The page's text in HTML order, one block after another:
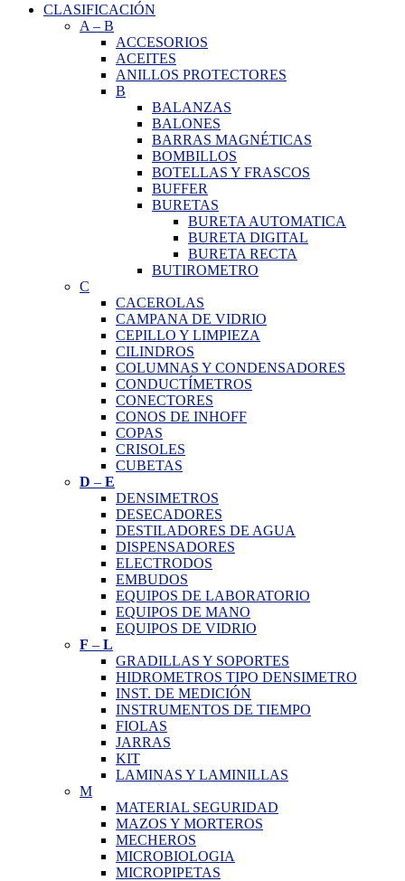
CLASIFICACIÓN
A – B
ACCESORIOS
ACEITES
ANILLOS PROTECTORES
B
BALANZAS
BALONES
BARRAS MAGNÉTICAS
BOMBILLOS
BOTELLAS Y FRASCOS
BUFFER
BURETAS
BURETA AUTOMATICA
BURETA DIGITAL
BURETA RECTA
BUTIROMETRO
C
CACEROLAS
CAMPANA DE VIDRIO
CEPILLO Y LIMPIEZA
CILINDROS
COLUMNAS Y CONDENSADORES
CONDUCTÍMETROS
CONECTORES
CONOS DE INHOFF
COPAS
CRISOLES
CUBETAS
D – E
DENSIMETROS
DESECADORES
DESTILADORES DE AGUA
DISPENSADORES
ELECTRODOS
EMBUDOS
EQUIPOS DE LABORATORIO
EQUIPOS DE MANO
EQUIPOS DE VIDRIO
F – L
GRADILLAS Y SOPORTES
HIDROMETROS TIPO DENSIMETRO
INST. DE MEDICIÓN
INSTRUMENTOS DE TIEMPO
FIOLAS
JARRAS
KIT
LAMINAS Y LAMINILLAS
M
MATERIAL SEGURIDAD
MAZOS Y MORTEROS
MECHEROS
MICROBIOLOGIA
MICROPIPETAS